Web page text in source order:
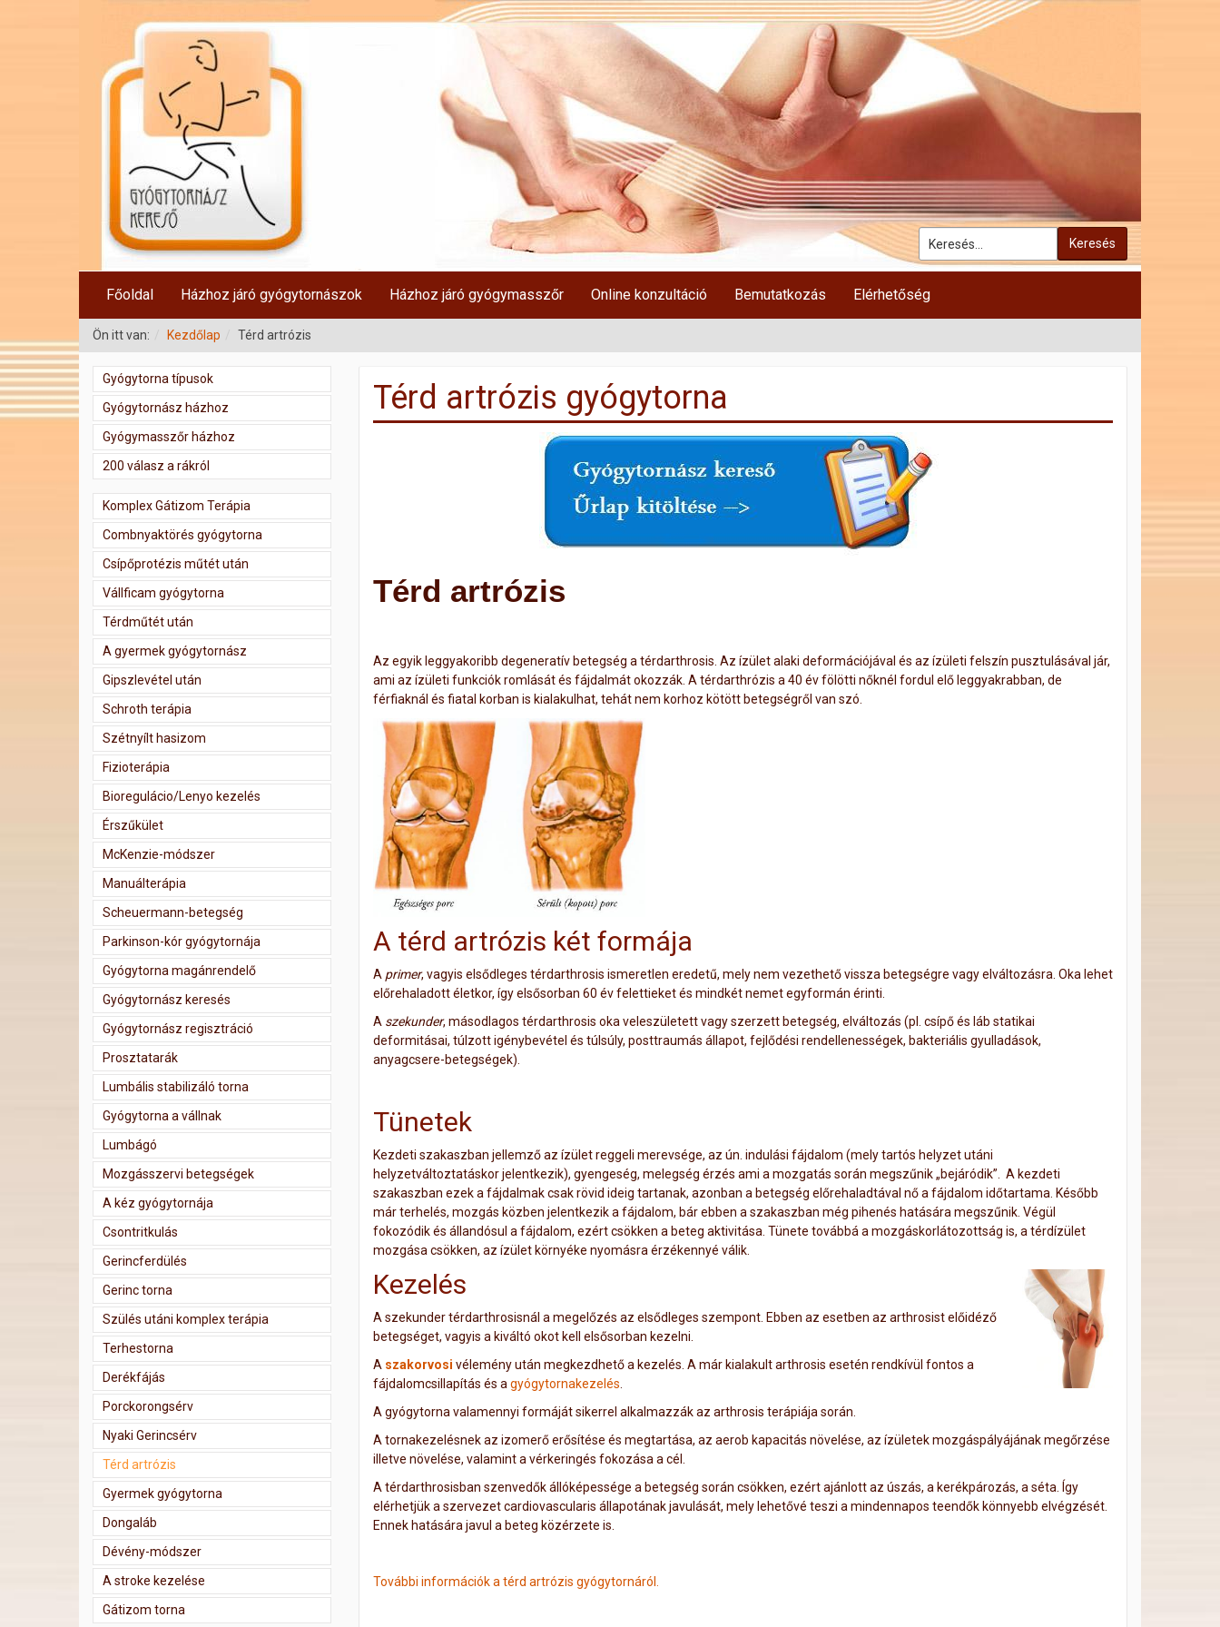
Keresés
Főoldal Házhoz járó gyógytornászok Házhoz járó gyógymasszőr Online konzultáció Bemutatkozás Elérhetőség
Ön itt van: Kezdőlap Térd artrózis
Térd artrózis gyógytorna
Térd artrózis
Az egyik leggyakoribb degeneratív betegség a térdarthrosis. Az ízület alaki deformációjával és az ízületi felszín pusztulásával jár,
ami az ízületi funkciók romlását és fájdalmát okozzák. A térdarthrózis a 40 év fölötti nőknél fordul elő leggyakrabban, de
férfiaknál és fiatal korban is kialakulhat, tehát nem korhoz kötött betegségről van szó.
A térd artrózis két formája
A primer, vagyis elsődleges térdarthrosis ismeretlen eredetű, mely nem vezethető vissza betegségre vagy elváltozásra. Oka lehet
előrehaladott életkor, így elsősorban 60 év felettieket és mindkét nemet egyformán érinti.
A szekunder, másodlagos térdarthrosis oka veleszületett vagy szerzett betegség, elváltozás (pl. csípő és láb statikai
deformitásai, túlzott igénybevétel és túlsúly, posttraumás állapot, fejlődési rendellenességek, bakteriális gyulladások,
anyagcsere-betegségek).
Tünetek
Kezdeti szakaszban jellemző az ízület reggeli merevsége, az ún. indulási fájdalom (mely tartós helyzet utáni
helyzetváltoztatáskor jelentkezik), gyengeség, melegség érzés ami a mozgatás során megszűnik „bejáródik”. A kezdeti
szakaszban ezek a fájdalmak csak rövid ideig tartanak, azonban a betegség előrehaladtával nő a fájdalom időtartama. Később
már terhelés, mozgás közben jelentkezik a fájdalom, bár ebben a szakaszban még pihenés hatására megszűnik. Végül
fokozódik és állandósul a fájdalom, ezért csökken a beteg aktivitása. Tünete továbbá a mozgáskorlátozottság is, a térdízület
mozgása csökken, az ízület környéke nyomásra érzékennyé válik.
Kezelés
A szekunder térdarthrosisnál a megelőzés az elsődleges szempont. Ebben az esetben az arthrosist előidéző
betegséget, vagyis a kiváltó okot kell elsősorban kezelni.
A szakorvosi vélemény után megkezdhető a kezelés. A már kialakult arthrosis esetén rendkívül fontos a
fájdalomcsillapítás és a gyógytornakezelés
A gyógytorna valamennyi formáját sikerrel alkalmazzák az arthrosis terápiája során.
A tornakezelésnek az izomerő erősítése és megtartása, az aerob kapacitás növelése, az ízületek mozgáspályájának megőrzése
illetve növelése, valamint a vérkeringés fokozása a cél.
A térdarthrosisban szenvedők állóképessége a betegség során csökken, ezért ajánlott az úszás, a kerékpározás, a séta. Így
elérhetjük a szervezet cardiovascularis állapotának javulását, mely lehetővé teszi a mindennapos teendők könnyebb elvégzését.
Ennek hatására javul a beteg közérzete is.
További információk a térd artrózis gyógytornáról.
Gyógytorna típusok
Gyógytornász házhoz
Gyógymasszőr házhoz
200 válasz a rákról
Komplex Gátizom Terápia
Combnyaktörés gyógytorna
Csípőprotézis műtét után
Vállficam gyógytorna
Térdműtét után
A gyermek gyógytornász
Gipszlevétel után
Schroth terápia
Szétnyílt hasizom
Fizioterápia
Bioregulácio/Lenyo kezelés
Érszűkület
McKenzie-módszer
Manuálterápia
Scheuermann-betegség
Parkinson-kór gyógytornája
Gyógytorna magánrendelő
Gyógytornász keresés
Gyógytornász regisztráció
Prosztatarák
Lumbális stabilizáló torna
Gyógytorna a vállnak
Lumbágó
Mozgásszervi betegségek
A kéz gyógytornája
Csontritkulás
Gerincferdülés
Gerinc torna
Szülés utáni komplex terápia
Terhestorna
Derékfájás
Porckorongsérv
Nyaki Gerincsérv
Térd artrózis
Gyermek gyógytorna
Dongaláb
Dévény-módszer
A stroke kezelése
Gátizom torna